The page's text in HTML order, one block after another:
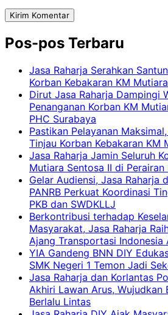
Pos-pos Terbaru
Jasa Raharja Serahkan
Korban Kebakaran KM
Dirut Jasa Raharja Dampingi
Penanganan Korban KM
PHC Surabaya
Pastikan Pelayanan
Tinjau Korban Kebakaran KM
Jasa Raharja Jamin Seluruh
Mutiara Sentosa II di Perairan
Gelar Audiensi, Jasa Raharja
PANRB Perkuat Koordinasi
PKB dan SWDKLLJ
Berkontribusi terhadap
Masyarakat, Jasa Raharja
Ajang Transportasi Indonesia
YIA Gandeng BNN DIY
SMK Negeri 1 Temon Jadi
Jasa Raharja dan Korlantas
Akhiri Lawan Arus, Wujudkan
Berlalu Lintas